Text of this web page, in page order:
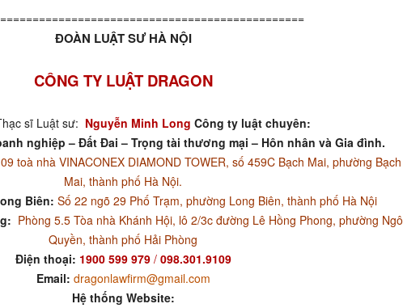
ĐOÀN LUẬT SƯ HÀ NỘI
CÔNG TY LUẬT DRAGON
sĩ Luật sư: Nguyễn Minh Long Công ty luật chuyên:
nghiệp – Đất Đai – Trọng tài thương mại – Hôn nhân và Gia đình.
toà nhà VINACONEX DIAMOND TOWER, số 459C Bạch Mai, phường Bạch
Mai, thành phố Hà Nội.
Biên: Số 22 ngõ 29 Phố Trạm, phường Long Biên, thành phố Hà Nội
Phòng 5.5 Tòa nhà Khánh Hội, lô 2/3c đường Lê Hồng Phong, phường Ngô
Quyền, thành phố Hải Phòng
Điện thoại: 1900 599 979/ 098.301.9109
Email: dragonlawfirm@gmail.com
Hệ thống Website: